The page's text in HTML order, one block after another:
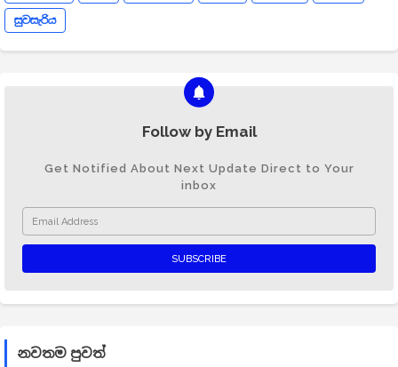
සුවසැරිය
Follow by Email
Get Notified About Next Update Direct to Your
inbox
නවතම පුවත්